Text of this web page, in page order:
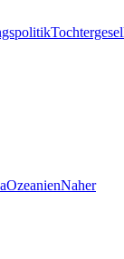
OzeanienNaher